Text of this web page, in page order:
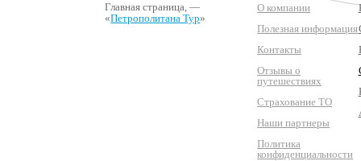
Главная страница, —
«Петрополитана Тур»
О компании
Полезная информация
Контакты
Отзывы о
путешествиях
Страхование ТО
Наши партнеры
Политика
конфиденциальности